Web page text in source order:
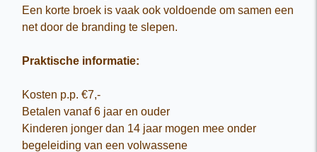
Een korte broek is vaak ook voldoende om samen een
net door de branding te slepen.
Praktische informatie:
Kosten p.p. €7,-
Betalen vanaf 6 jaar en ouder
Kinderen jonger dan 14 jaar mogen mee onder
begeleiding van een volwassene